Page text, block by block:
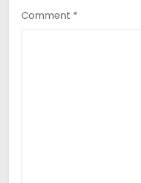
Comment *